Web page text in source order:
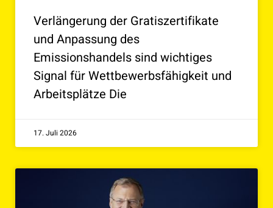
Verlängerung der Gratiszertifikate
und Anpassung des
Emissionshandels sind wichtiges
Signal für Wettbewerbsfähigkeit und
Arbeitsplätze Die
17. Juli 2026